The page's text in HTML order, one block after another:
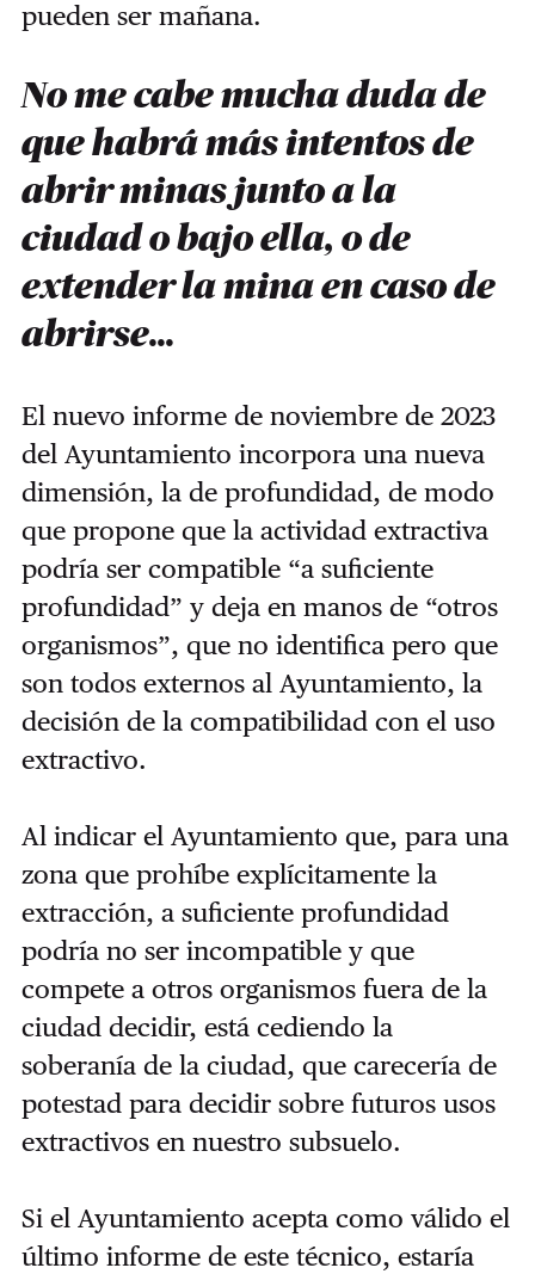
pueden ser mañana.
No me cabe mucha duda de
que habrá más intentos de
abrir minas junto a la
ciudad o bajo ella, o de
extender la mina en caso de
abrirse...
El nuevo informe de noviembre de 2023
del Ayuntamiento incorpora una nueva
dimensión, la de profundidad, de modo
que propone que la actividad extractiva
podría ser compatible “a suficiente
profundidad” y deja en manos de “otros
organismos”, que no identifica pero que
son todos externos al Ayuntamiento, la
decisión de la compatibilidad con el uso
extractivo.
Al indicar el Ayuntamiento que, para una
zona que prohíbe explícitamente la
extracción, a suficiente profundidad
podría no ser incompatible y que
compete a otros organismos fuera de la
ciudad decidir, está cediendo la
soberanía de la ciudad, que carecería de
potestad para decidir sobre futuros usos
extractivos en nuestro subsuelo.
Si el Ayuntamiento acepta como válido el
último informe de este técnico, estaría